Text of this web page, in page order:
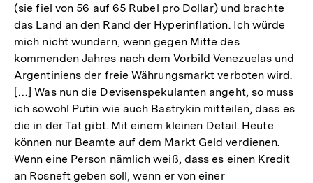
(sie fiel von 56 auf 65 Rubel pro Dollar) und brachte
das Land an den Rand der Hyperinflation. Ich würde
mich nicht wundern, wenn gegen Mitte des
kommenden Jahres nach dem Vorbild Venezuelas und
Argentiniens der freie Währungsmarkt verboten wird.
[…] Was nun die Devisenspekulanten angeht, so muss
ich sowohl Putin wie auch Bastrykin mitteilen, dass es
die in der Tat gibt. Mit einem kleinen Detail. Heute
können nur Beamte auf dem Markt Geld verdienen.
Wenn eine Person nämlich weiß, dass es einen Kredit
an Rosneft geben soll, wenn er von einer